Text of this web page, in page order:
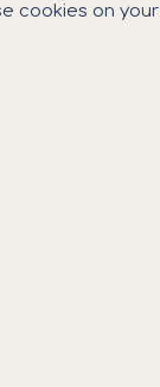
cookies on your